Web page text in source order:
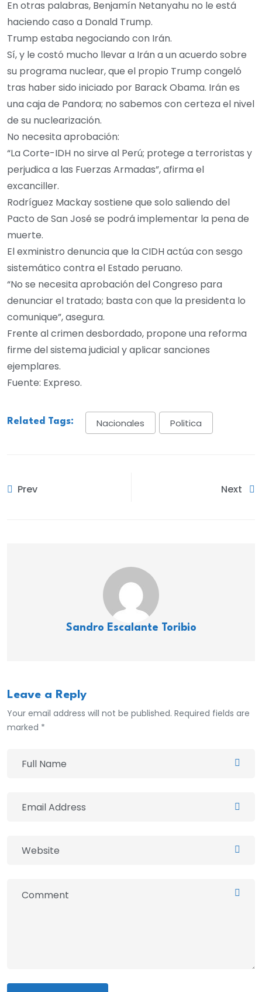
En otras palabras, Benjamín Netanyahu no le está
haciendo caso a Donald Trump.
Trump estaba negociando con Irán.
Sí, y le costó mucho llevar a Irán a un acuerdo sobre
su programa nuclear, que el propio Trump congeló
tras haber sido iniciado por Barack Obama. Irán es
una caja de Pandora; no sabemos con certeza el nivel
de su nuclearización.
No necesita aprobación:
“La Corte-IDH no sirve al Perú; protege a terroristas y
perjudica a las Fuerzas Armadas”, afirma el
excanciller.
Rodríguez Mackay sostiene que solo saliendo del
Pacto de San José se podrá implementar la pena de
muerte.
El exministro denuncia que la CIDH actúa con sesgo
sistemático contra el Estado peruano.
“No se necesita aprobación del Congreso para
denunciar el tratado; basta con que la presidenta lo
comunique”, asegura.
Frente al crimen desbordado, propone una reforma
firme del sistema judicial y aplicar sanciones
ejemplares.
Fuente: Expreso.
Related Tags: Nacionales Politica
Prev Next
Sandro Escalante Toribio
Leave a Reply
Your email address will not be published. Required fields are
marked *